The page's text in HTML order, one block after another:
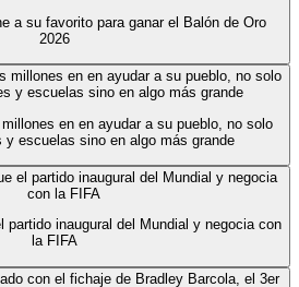
a su favorito para ganar el Balón de Oro
2026
en en ayudar a su pueblo, no solo
y escuelas sino en algo más grande
partido inaugural del Mundial y negocia con
la FIFA